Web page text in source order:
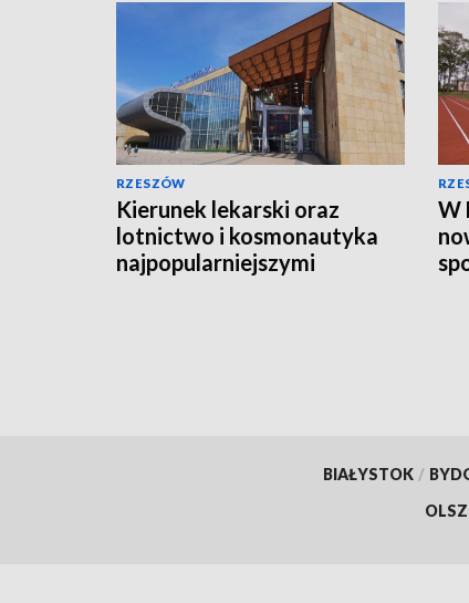
RZESZÓW
Kierunek lekarski oraz
lotnictwo i kosmonautyka
najpopularniejszymi
W
BIAŁYSTOK /